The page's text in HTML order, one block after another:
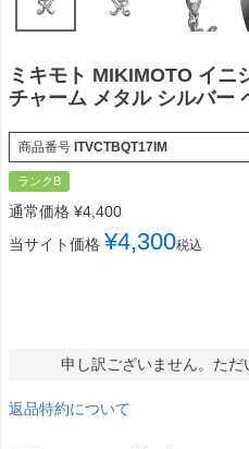
ミキモト MIKIMOTO イニ
チャーム メタル シルバー
商品番号 ITVCTBQT17IM
ランクB
通常価格 ¥4,400
当サイト価格 ¥4,300税込
申し訳ございません。ただ
返品特約について